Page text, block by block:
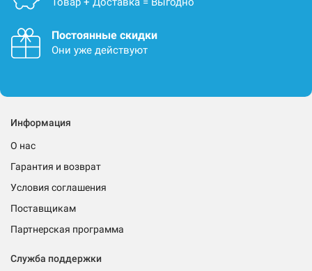
Постоянные скидки
Они уже действуют
Информация
О нас
Гарантия и возврат
Условия соглашения
Поставщикам
Партнерская программа
Служба поддержки